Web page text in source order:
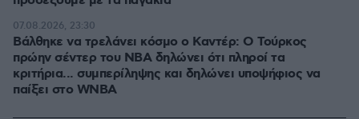
Βάλθηκε να τρελάνει κόσμο ο Καντέρ: Ο Τούρκος
πρώην σέντερ του NBA δηλώνει ότι πληροί τα
κριτήρια... συμπερίληψης και δηλώνει υποψήφιος να
παίξει στο WNBA
07.08.2026, 23:30